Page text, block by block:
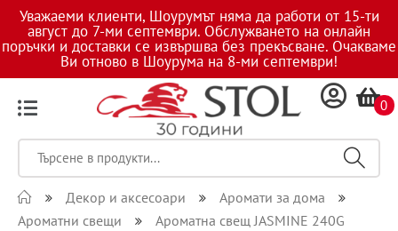
Уважаеми клиенти, Шоурумът няма да работи от 15-ти
август до 7-ми септември. Обслужването на онлайн
поръчки и доставки се извършва без прекъсване. Очакваме
Ви отново в Шоурума на 8-ми септември!
0
Декор и аксесоари
Аромати за дома
Ароматни свещи
Ароматна свещ JASMINE 240G